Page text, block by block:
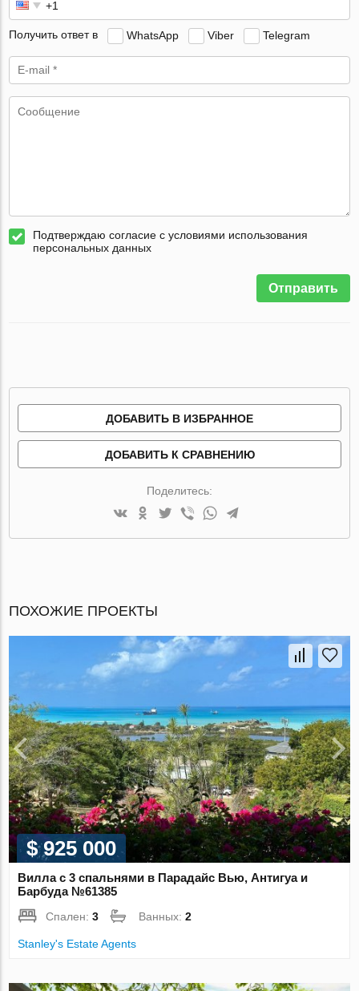
Получить ответ в WhatsApp Viber Telegram
Подтверждаю согласие с условиями использования
персональных данных
Отправить
ДОБАВИТЬ В ИЗБРАННОЕ
ДОБАВИТЬ К СРАВНЕНИЮ
Поделитесь:
ПОХОЖИЕ ПРОЕКТЫ
$ 925 000
Вилла с 3 спальнями в Парадайс Вью, Антигуа и
Барбуда №61385
Спален:3 Ванных:2
Stanley's Estate Agents